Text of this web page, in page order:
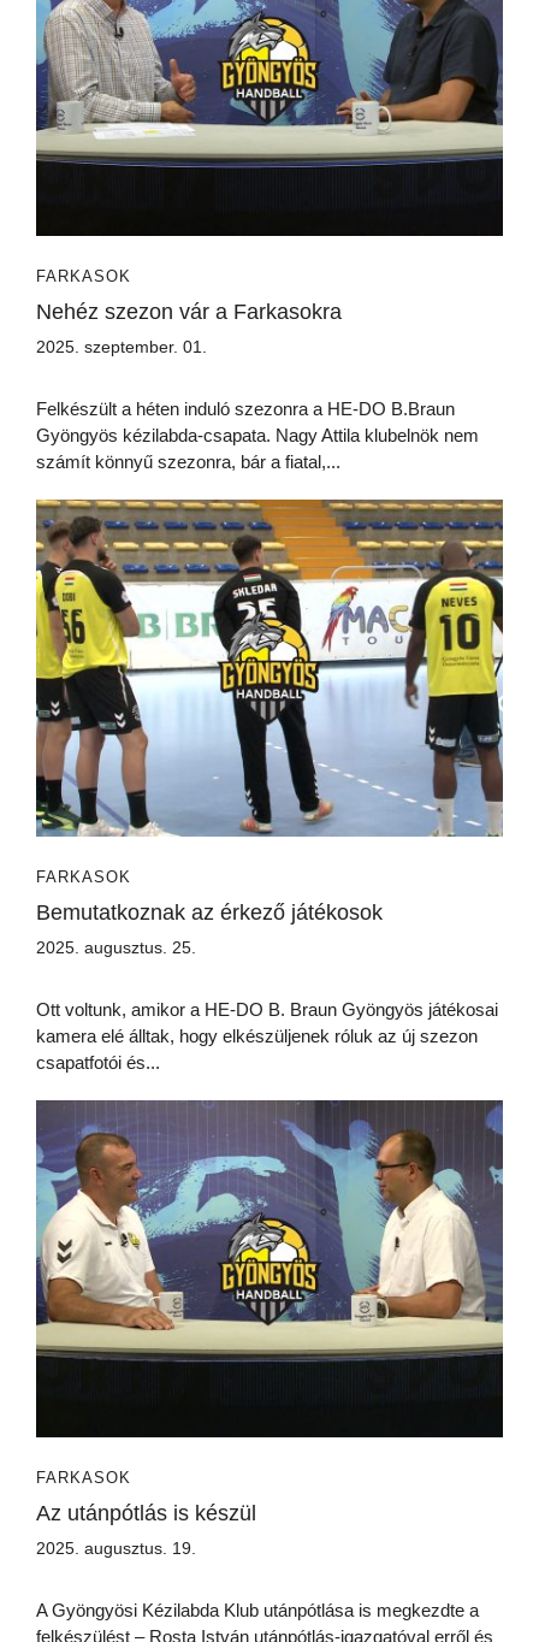
FARKASOK
Nehéz szezon vár a Farkasokra
2025. szeptember. 01.
Felkészült a héten induló szezonra a HE-DO B.Braun
Gyöngyös kézilabda-csapata. Nagy Attila klubelnök nem
számít könnyű szezonra, bár a fiatal,...
FARKASOK
Bemutatkoznak az érkező játékosok
2025. augusztus. 25.
Ott voltunk, amikor a HE-DO B. Braun Gyöngyös játékosai
kamera elé álltak, hogy elkészüljenek róluk az új szezon
csapatfotói és...
FARKASOK
Az utánpótlás is készül
2025. augusztus. 19.
A Gyöngyösi Kézilabda Klub utánpótlása is megkezdte a
felkészülést – Rosta István utánpótlás-igazgatóval erről és